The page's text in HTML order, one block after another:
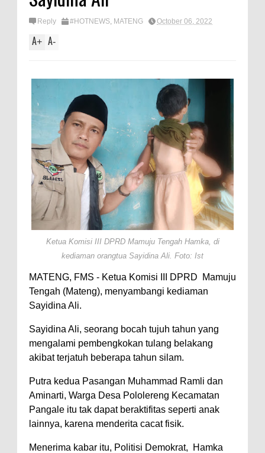
Reply #HOTNEWS, MATENG October 06, 2022
A+ A-
Ketua Komisi III DPRD Mamuju Tengah Hamka, di
kediaman orangtua Sayidina Ali. Foto: Ist
MATENG, FMS - Ketua Komisi III DPRD Mamuju
Tengah (Mateng), menyambangi kediaman
Sayidina Ali.
Sayidina Ali, seorang bocah tujuh tahun yang
mengalami pembengkokan tulang belakang
akibat terjatuh beberapa tahun silam.
Putra kedua Pasangan Muhammad Ramli dan
Aminarti, Warga Desa Pololereng Kecamatan
Pangale itu tak dapat beraktifitas seperti anak
lainnya, karena menderita cacat fisik.
Menerima kabar itu, Politisi Demokrat, Hamka